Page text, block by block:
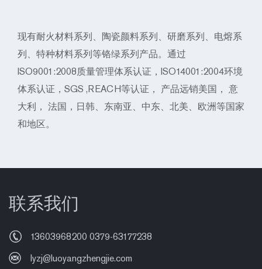
现有耐火材料系列、陶瓷颜料系列、研磨系列、电熔系
列、特种材料系列等铬绿系列产品。通过
ISO9001:2008质量管理体系认证，ISO14001:2004环境
体系认证，SGS ,REACH等认证， 产品远销美国， 意
大利， 法国，日韩、东南亚、中东、北美、欧洲等国家
和地区。
联系我们
13603968200 0379-63177238
lyzj@luoyangzhengjie.com